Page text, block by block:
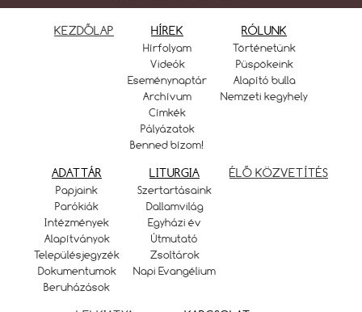
KEZDŐLAP HÍREK
Hírfolyam
Videók
Eseménynaptár
Archívum
Címkék
Pályázatok
Benned bízom!
RÓLUNK
Történetünk
Püspökeink
Alapító bulla
Nemzeti kegyhely
ADATTÁR
Papjaink
Parókiák
Intézmények
Alapítványok
Településjegyzék
Dokumentumok
Beruházások
LITURGIA
Szertartásaink
Dallamvilág
Egyházi év
Útmutató
Zsoltárok
Napi Evangélium
ÉLŐ KÖZVETÍTÉS